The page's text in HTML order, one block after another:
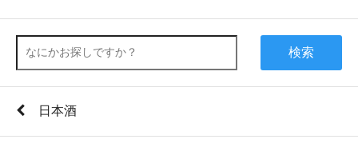
検索
日本酒